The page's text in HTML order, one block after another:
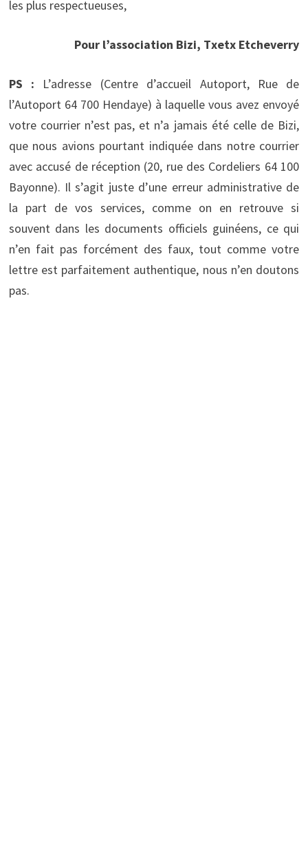
les plus respectueuses,
Pour l’association Bizi, Txetx Etcheverry
PS : L’adresse (Centre d’accueil Autoport, Rue de
l’Autoport 64 700 Hendaye) à laquelle vous avez envoyé
votre courrier n’est pas, et n’a jamais été celle de Bizi,
que nous avions pourtant indiquée dans notre courrier
avec accusé de réception (20, rue des Cordeliers 64 100
Bayonne). Il s’agit juste d’une erreur administrative de
la part de vos services, comme on en retrouve si
souvent dans les documents officiels guinéens, ce qui
n’en fait pas forcément des faux, tout comme votre
lettre est parfaitement authentique, nous n’en doutons
pas.